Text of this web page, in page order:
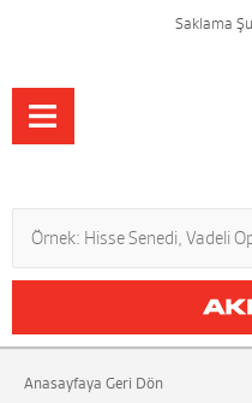
Saklama
Anasayfaya Geri Dön